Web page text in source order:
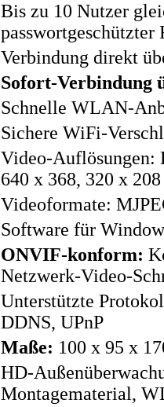
Bis zu 10 Nutzer
passwortgeschützter
Verbindung direkt
Sofort-Verbindung
Schnelle WLAN-
Sichere WiFi-
Video-Auflösungen:
640 x 368, 320 x 208
Videoformate:
Software für
ONVIF-konform:
Netzwerk-Video-
Unterstützte
DDNS, UPnP
Maße: 100 x 95 x
HD-
Montagematerial,